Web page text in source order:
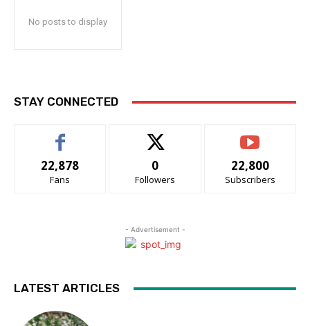
No posts to display
STAY CONNECTED
22,878
Fans
0
Followers
22,800
Subscribers
- Advertisement -
LATEST ARTICLES